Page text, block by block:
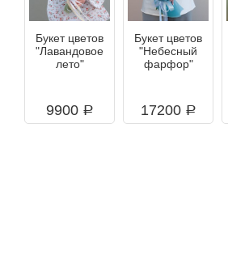
Букет цветов
"Лавандовое
лето"
9900 a
Букет цветов
"Небесный
фарфор"
17200 a